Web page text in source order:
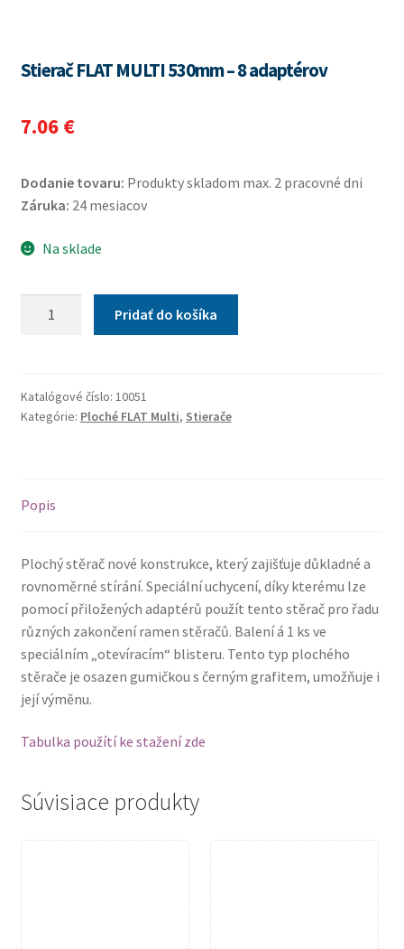
Stierač FLAT MULTI 530mm – 8 adaptérov
7.06 €
Dodanie tovaru: Produkty skladom max. 2 pracovné dni
Záruka: 24 mesiacov
Na sklade
530mm
-
Pridať do košíka
Katalógové číslo: 10051
Kategórie: Ploché FLAT Multi, Stierače
Popis
Plochý stěrač nové konstrukce, který zajišťuje důkladné a
rovnoměrné stírání. Speciální uchycení, díky kterému lze
pomocí přiložených adaptérů použít tento stěrač pro řadu
různých zakončení ramen stěračů. Balení á 1 ks ve
speciálním „otevíracím“ blisteru. Tento typ plochého
stěrače je osazen gumičkou s černým grafitem, umožňuje i
její výměnu.
Tabulka použítí ke stažení zde
Súvisiace produkty